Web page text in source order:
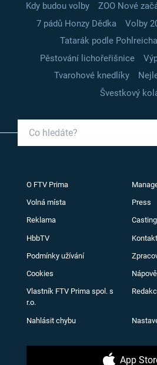
Kdy budou volby
ZOO Nové
7 pádů Honzy Dědka
Volby
Tatarák podle Pohlreicha
Pěstování lichořeřišnice
Tvarohové knedlíky
Švestkový
O FTV Prima
Volná místa Press
Reklama
HbbTV
Podmínky užívání
Cookies
Vlastník FTV Prima spol. s
r.o.
Nahlásit chybu
App